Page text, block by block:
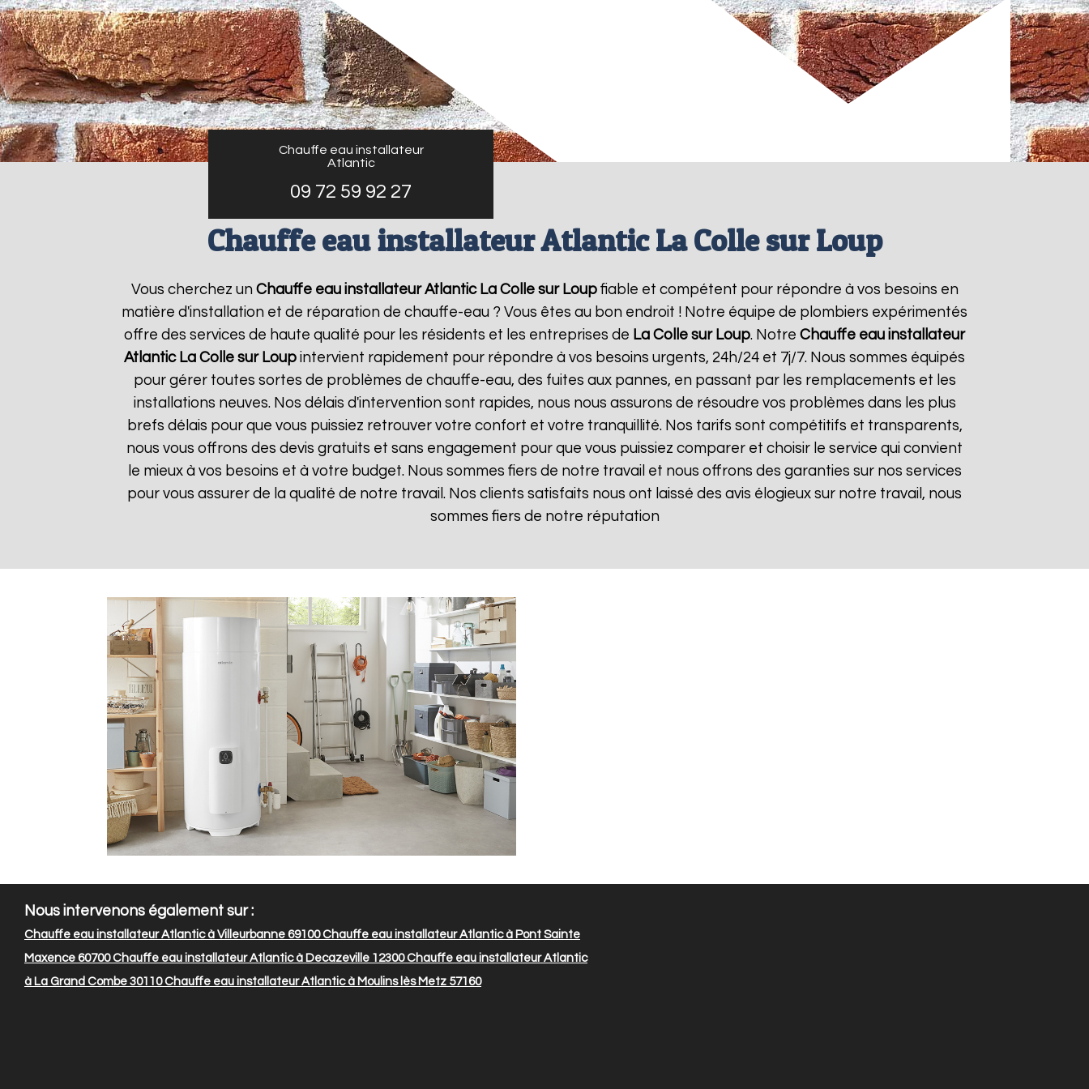
Chauffe eau installateur
Atlantic
09 72 59 92 27
Chauffe eau installateur Atlantic La Colle sur Loup
Vous cherchez un Chauffe eau installateur Atlantic La Colle sur Loupfiable et compétent pour répondre à vos besoins en
matière d'installation et de réparation de chauffe-eau ? Vous êtes au bon endroit ! Notre équipe de plombiers expérimentés
offre des services de haute qualité pour les résidents et les entreprises de La Colle sur Loup. Notre Chauffe eau installateur
Atlantic La Colle sur Loup intervient rapidement pour répondre à vos besoins urgents, 24h/24 et 7j/7. Nous sommes équipés
pour gérer toutes sortes de problèmes de chauffe-eau, des fuites aux pannes, en passant par les remplacements et les
installations neuves. Nos délais d'intervention sont rapides, nous nous assurons de résoudre vos problèmes dans les plus
brefs délais pour que vous puissiez retrouver votre confort et votre tranquillité. Nos tarifs sont compétitifs et transparents,
nous vous offrons des devis gratuits et sans engagement pour que vous puissiez comparer et choisir le service qui convient
le mieux à vos besoins et à votre budget. Nous sommes fiers de notre travail et nous offrons des garanties sur nos services
pour vous assurer de la qualité de notre travail. Nos clients satisfaits nous ont laissé des avis élogieux sur notre travail, nous
sommes fiers de notre réputation
Nous intervenons également sur :
Chauffe eau installateur Atlantic à Villeurbanne 69100Chauffe eau installateur Atlantic à Pont Sainte
Maxence 60700Chauffe eau installateur Atlantic à Decazeville 12300Chauffe eau installateur Atlantic
à La Grand Combe 30110Chauffe eau installateur Atlantic à Moulins lès Metz 57160